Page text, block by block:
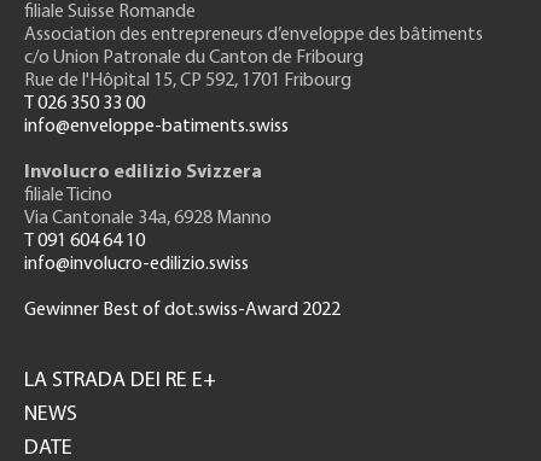
filiale Suisse Romande
Association des entrepreneurs d’enveloppe des bâtiments
c/o Union Patronale du Canton de Fribourg
Rue de l'Hôpital 15, CP 592, 1701 Fribourg
T 026 350 33 00
info@enveloppe-batiments.swiss
Involucro edilizio Svizzera
filiale Ticino
Via Cantonale 34a, 6928 Manno
T 091 604 64 10
info@involucro-edilizio.swiss
Gewinner Best of dot.swiss-Award 2022
GH
LA STRADA DEI RE E+
NEWS
DATE